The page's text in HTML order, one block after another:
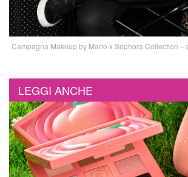
Campagna Makeup by Mario x Sephora Collection –
LEGGI ANCHE